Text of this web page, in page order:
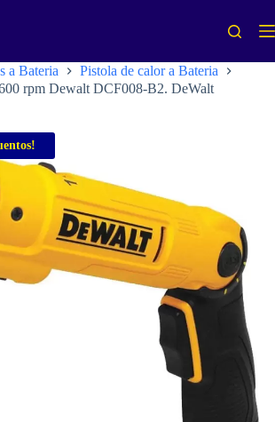
a Bateria
Pistola de calor a Bateria
rpm Dewalt DCF008-B2. DeWalt